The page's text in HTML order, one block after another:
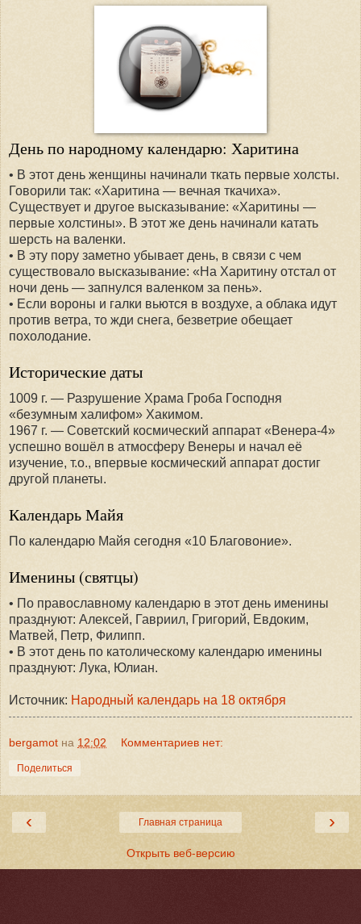
День по народному календарю: Харитина
• В этот день женщины начинали ткать первые холсты.
Говорили так: «Харитина — вечная ткачиха».
Существует и другое высказывание: «Харитины —
первые холстины». В этот же день начинали катать
шерсть на валенки.
• В эту пору заметно убывает день, в связи с чем
существовало высказывание: «На Харитину отстал от
ночи день — запнулся валенком за пень».
• Если вороны и галки вьются в воздухе, а облака идут
против ветра, то жди снега, безветрие обещает
похолодание.
Исторические даты
1009 г. — Разрушение Храма Гроба Господня
«безумным халифом» Хакимом.
1967 г. — Советский космический аппарат «Венера-4»
успешно вошёл в атмосферу Венеры и начал её
изучение, т.о., впервые космический аппарат достиг
другой планеты.
Календарь Майя
По календарю Майя сегодня «10 Благовоние».
Именины (святцы)
• По православному календарю в этот день именины
празднуют: Алексей, Гавриил, Григорий, Евдоким,
Матвей, Петр, Филипп.
• В этот день по католическому календарю именины
празднуют: Лука, Юлиан.
Источник: Народный календарь на 18 октября
bergamot на 12:02 Комментариев нет:
Поделиться
‹ ›
Главная страница
Открыть веб-версию